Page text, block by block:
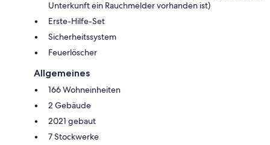
Unterkunft ein Rauchmelder vorhanden ist)
Erste-Hilfe-Set
Sicherheitssystem
Feuerlöscher
Allgemeines
166 Wohneinheiten
2 Gebäude
2021 gebaut
7 Stockwerke